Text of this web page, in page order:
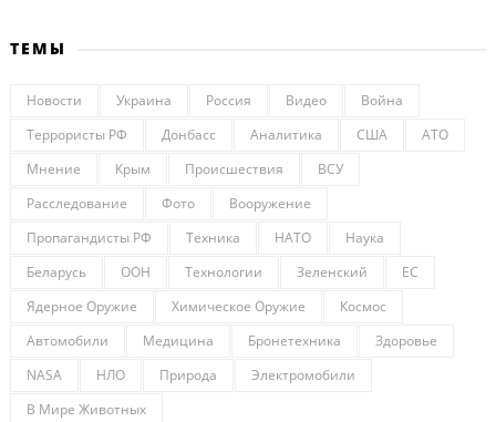
ТЕМЫ
Новости Украина Россия Видео
Война
Террористы РФ
Донбасс Аналитика США
АТО
Мнение
Крым Происшествия
ВСУ
Расследование
Фото
Вооружение
Пропагандисты РФ
Техника НАТО
Наука
Беларусь
ООН Технологии Зеленский
ЕС
Ядерное Оружие
Химическое Оружие
Космос
Автомобили
Медицина Бронетехника
Здоровье
NASA
НЛО Природа
Электромобили
В Мире Животных